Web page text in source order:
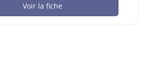
Voir la fiche